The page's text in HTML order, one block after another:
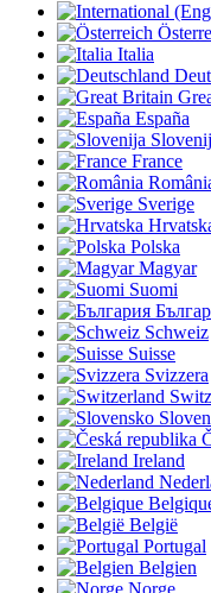
Italia
España
France
Sverige
Polska
Magyar
Suomi
Schweiz
Suisse
Svizzera
Ireland
België
Portugal
Belgien